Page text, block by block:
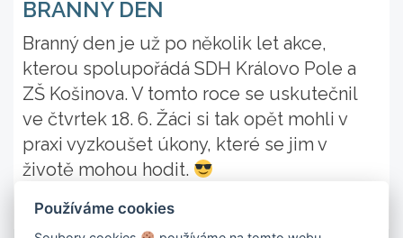
BRANNÝ DEN
Branný den je už po několik let akce,
kterou spolupořádá SDH Královo Pole a
ZŠ Košinova. V tomto roce se uskutečnil
ve čtvrtek 18. 6. Žáci si tak opět mohli v
praxi vyzkoušet úkony, které se jim v
životě mohou hodit.
27. 6. 2026
Používáme cookies